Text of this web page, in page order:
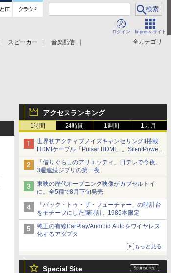
ログイン Impress サイト
全カテゴリ
スピーカー
音楽配信
アクセスランキング
1時間 24時間 1週間 1カ月
世界初アクティブノイズキャンセリングII搭載
HDMIケーブル「Pulsar HDMI」。SilentPower
から
「借りぐらしのアリエッティ」日テレで今夜。
3週連続ジブリの第一夜
東映の歴代オープニング映像がカプセルトイ
に。全5種で8月下旬発売
「バック・トゥ・ザ・フューチャー」の時計台
をモチーフにした腕時計。1985本限定
純正の有線CarPlay/Android Autoをワイヤレス
化するアダプタ
もっと見る
Special Site